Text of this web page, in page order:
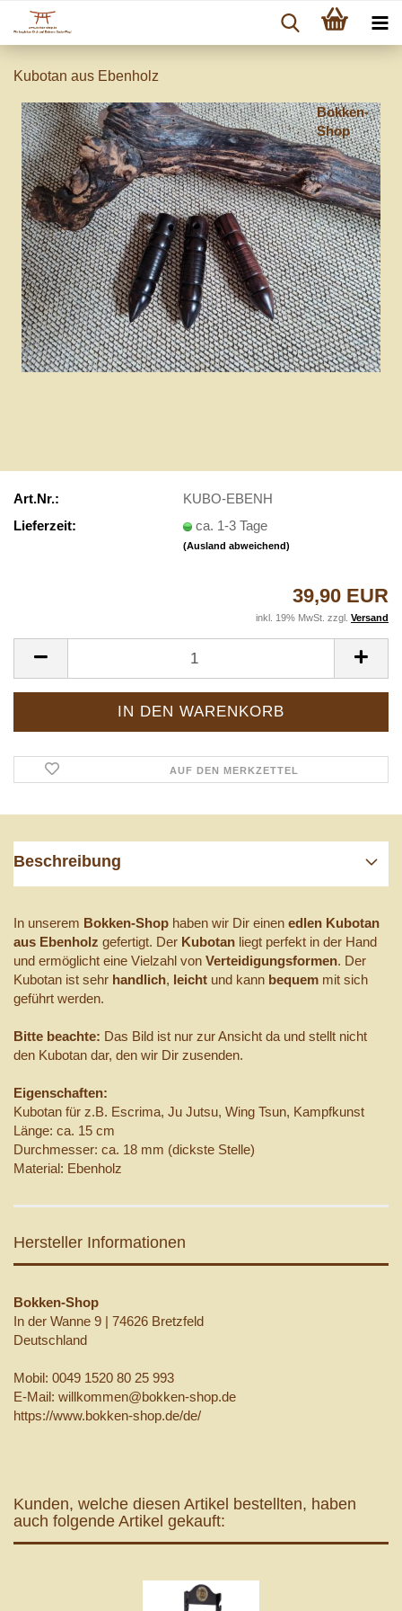
Kubotan aus Ebenholz
Bokken-
Shop
Art.Nr.:
KUBO-EBENH
Lieferzeit:
ca. 1-3 Tage
(Ausland abweichend)
39,90 EUR
inkl. 19% MwSt. zzgl. Versand
AUF DEN MERKZETTEL
Beschreibung
In unserem Bokken-Shop haben wir Dir einen edlen Kubotan
aus Ebenholz gefertigt. Der Kubotan liegt perfekt in der Hand
und ermöglicht eine Vielzahl von Verteidigungsformen. Der
Kubotan ist sehr handlich, leicht und kann bequem mit sich
geführt werden.
Bitte beachte: Das Bild ist nur zur Ansicht da und stellt nicht
den Kubotan dar, den wir Dir zusenden.
Eigenschaften:
Kubotan für z.B. Escrima, Ju Jutsu, Wing Tsun, Kampfkunst
Länge: ca. 15 cm
Durchmesser: ca. 18 mm (dickste Stelle)
Material: Ebenholz
Hersteller Informationen
Bokken-Shop
In der Wanne 9 | 74626 Bretzfeld
Deutschland
Mobil: 0049 1520 80 25 993
E-Mail: willkommen@bokken-shop.de
https://www.bokken-shop.de/de/
Kunden, welche diesen Artikel bestellten, haben
auch folgende Artikel gekauft: